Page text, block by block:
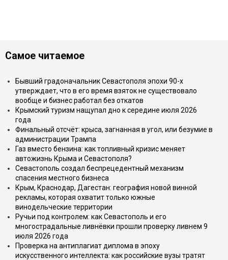
Самое читаемое
Бывший градоначальник Севастополя эпохи 90-х
утверждает, что в его время взяток не существовало
вообще и бизнес работал без откатов
Крымский туризм нащупал дно к середине июля 2026
года
Финальный отсчёт: крыса, загнанная в угол, или безумие в
администрации Трампа
Газ вместо бензина: как топливный кризис меняет
автожизнь Крыма и Севастополя?
Севастополь создал беспрецедентный механизм
спасения местного бизнеса
Крым, Краснодар, Дагестан: география новой винной
рекламы, которая охватит только южные
винодельческие территории
Ручьи под контролем: как Севастополь и его
многострадальные ливнёвки прошли проверку ливнем 9
июля 2026 года
Проверка на антиплагиат диплома в эпоху
искусственного интеллекта: как российские вузы тратят